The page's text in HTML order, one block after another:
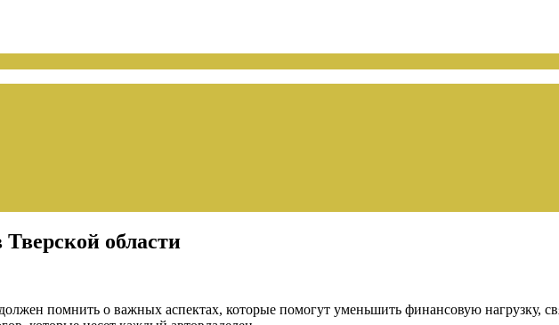
Тверской области
помнить о важных аспектах, которые помогут уменьшить финансовую нагрузку,